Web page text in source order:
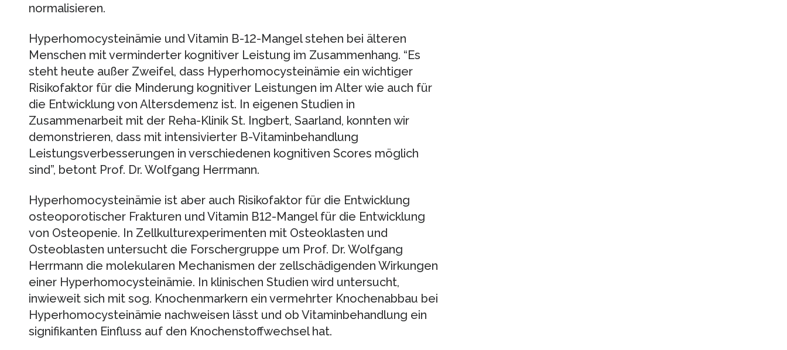
normalisieren.
Hyperhomocysteinämie und Vitamin B-12-Mangel stehen bei älteren
Menschen mit verminderter kognitiver Leistung im Zusammenhang. “Es
steht heute außer Zweifel, dass Hyperhomocysteinämie ein wichtiger
Risikofaktor für die Minderung kognitiver Leistungen im Alter wie auch für
die Entwicklung von Altersdemenz ist. In eigenen Studien in
Zusammenarbeit mit der Reha-Klinik St. Ingbert, Saarland, konnten wir
demonstrieren, dass mit intensivierter B-Vitaminbehandlung
Leistungsverbesserungen in verschiedenen kognitiven Scores möglich
sind”, betont Prof. Dr. Wolfgang Herrmann.
Hyperhomocysteinämie ist aber auch Risikofaktor für die Entwicklung
osteoporotischer Frakturen und Vitamin B12-Mangel für die Entwicklung
von Osteopenie. In Zellkulturexperimenten mit Osteoklasten und
Osteoblasten untersucht die Forschergruppe um Prof. Dr. Wolfgang
Herrmann die molekularen Mechanismen der zellschädigenden Wirkungen
einer Hyperhomocysteinämie. In klinischen Studien wird untersucht,
inwieweit sich mit sog. Knochenmarkern ein vermehrter Knochenabbau bei
Hyperhomocysteinämie nachweisen lässt und ob Vitaminbehandlung ein
signifikanten Einfluss auf den Knochenstoffwechsel hat.